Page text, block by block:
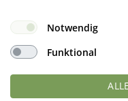
Notwendig
Funktional